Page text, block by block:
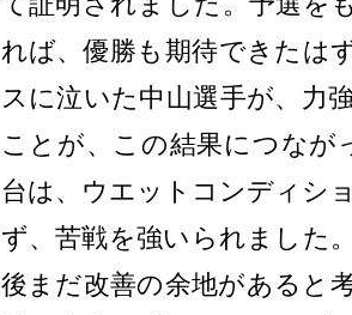
れば、優勝も期待できたは
スに泣いた中山選手が、力
ことが、この結果につなが
台は、ウエットコンディシ
ず、苦戦を強いられました
後まだ改善の余地があると